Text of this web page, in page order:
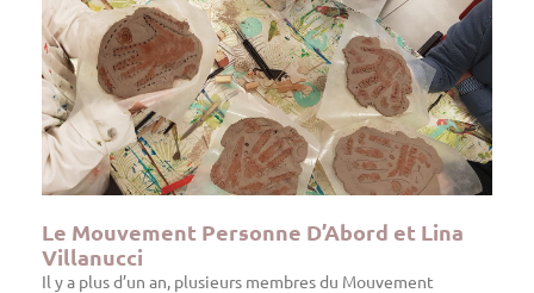
Le Mouvement Personne D’Abord et Lina
Villanucci
Il y a plus d’un an, plusieurs membres du Mouvement